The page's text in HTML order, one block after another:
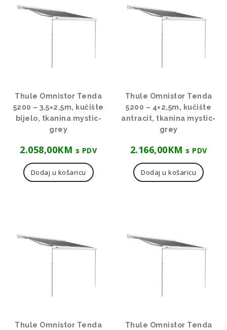
Thule Omnistor Tenda
5200 – 3,5×2,5m, kučište
bijelo, tkanina mystic-
grey
2.058,00KM s PDV
Dodaj u košaricu
Thule Omnistor Tenda
5200 – 4×2,5m, kučište
antracit, tkanina mystic-
grey
2.166,00KM s PDV
Dodaj u košaricu
Thule Omnistor Tenda
Thule Omnistor Tenda